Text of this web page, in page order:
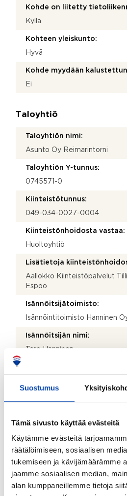
Suostumus
Tämä sivusto käyttää evästeitä
Käytämme evästeitä
räätälöimiseen, sosiaalisen
tukemiseen ja kävijämäärämme
jaamme sosiaalisen median,
alan kumppaneillemme tietoja
Kohde on liitetty
Kyllä
Kohteen yleiskunto:
Hyvä
Kohde myydään
Ei
Taloyhtiö
Taloyhtiön nimi:
Asunto Oy Reimarintorni
Taloyhtiön Y-tunnus:
0745571-0
Kiinteistötunnus:
049-034-0027-0004
Kiinteistönhoidosta vastaa:
Huoltoyhtiö
Lisätietoja
Aallokko Kiinteistöpalvelut
Espoo
Isännöitsijätoimisto:
Isännöintitoimisto Hanninen
Isännöitsijän nimi:
Tero Hanninen
Postitoimipaikka:
Espoo
Isännöitsijäntodistuksen